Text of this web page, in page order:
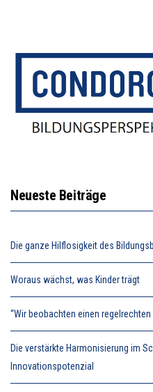
Neueste Beiträge
Die ganze Hilflosigkeit des
Woraus wächst, was Kinder trägt
“Wir beobachten einen
Die verstärkte Harmonisierung im
Innovationspotenzial